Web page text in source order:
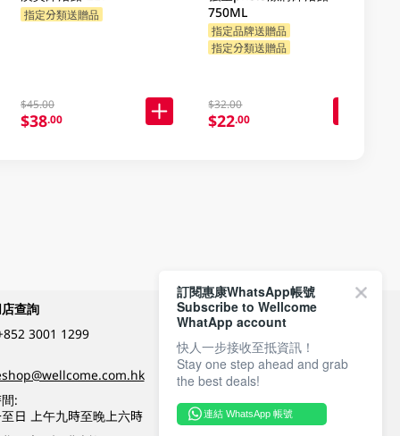
指定分類送贈品
$45.00
$38.00
750ML
指定品牌送贈品
指定分類送贈品
$32.00
$22.00
查詢
3001 1299
:
日 上午九時至晚上六時
付款方式
關注我們
訂閱惠康WhatsApp帳號
Subscribe to Wellcome
WhatApp account
快人一步接收至抵資訊！
Stay one step ahead and grab
the best deals!
連結 WhatsApp 帳號